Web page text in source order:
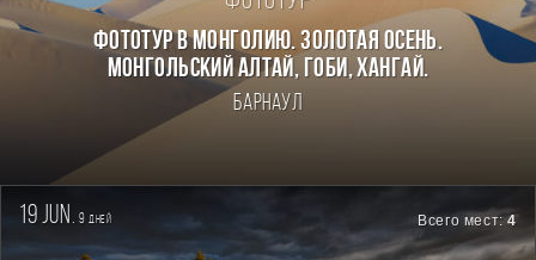
Фототур в Монголию. Золотая осень.
Монгольский Алтай, Гоби, Хангай.
Барнаул
19 jun. 9дней Всего мест:4